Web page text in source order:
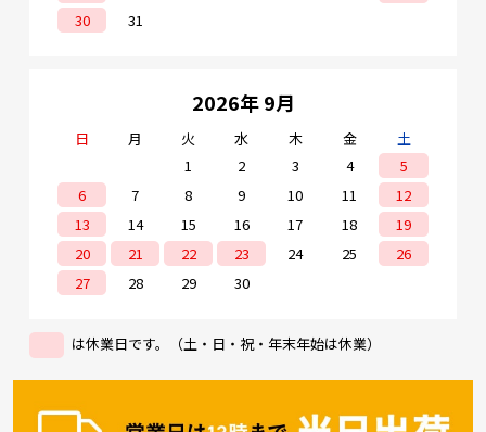
30
31
2026年 9月
日 月 火 水 木 金
土
1
2 3 4
5
6
7 8 9 10 11
12
13
14 15 16 17 18
19
20
21 22 23 24 25
26
27
28 29 30
は休業日です。（土・日・祝・年末年始は休業）